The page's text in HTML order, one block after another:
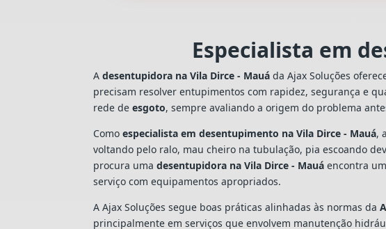
Especialista em
Adesentupidora na Vila Dirce - Mauá da Ajax Soluções
precisam resolver entupimentos com rapidez, segurança e
rede deesgoto, sempre avaliando a origem do problema
Comoespecialista em desentupimento na Vila Dirce - Mauá,
voltando pelo ralo, mau cheiro na tubulação, pia escoando
procura umadesentupidora na Vila Dirce - Mauá encontra
serviço com equipamentos apropriados.
A Ajax Soluções segue boas práticas alinhadas às normas da
principalmente em serviços que envolvem manutenção